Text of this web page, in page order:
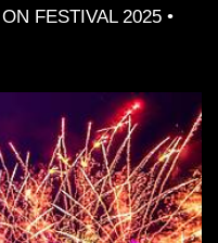
FESTIVAL 2025 •